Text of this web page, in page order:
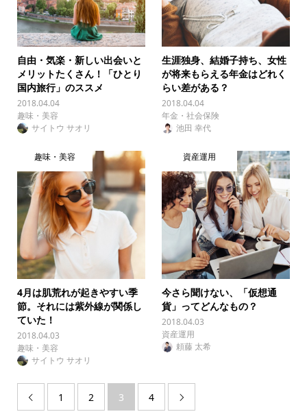
自由・気楽・新しい出会いと
メリットたくさん！「ひとり
国内旅行」のススメ
2018.04.04
趣味・美容
サイトウ サオリ
生涯独身、結婚子持ち、女性
が将来もらえる年金はどれく
らい差がある？
2018.04.04
年金・社会保険
池田 幸代
趣味・美容
4月は肌荒れが起きやすい季
節。それには紫外線が関係し
ていた！
2018.04.03
趣味・美容
サイトウ サオリ
資産運用
今さら聞けない、「仮想通
貨」ってどんなもの？
2018.04.03
資産運用
頼藤 太希
 1 2 3 4 